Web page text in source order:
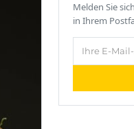
Melden Sie
in Ihrem
Ihre E-Mail-